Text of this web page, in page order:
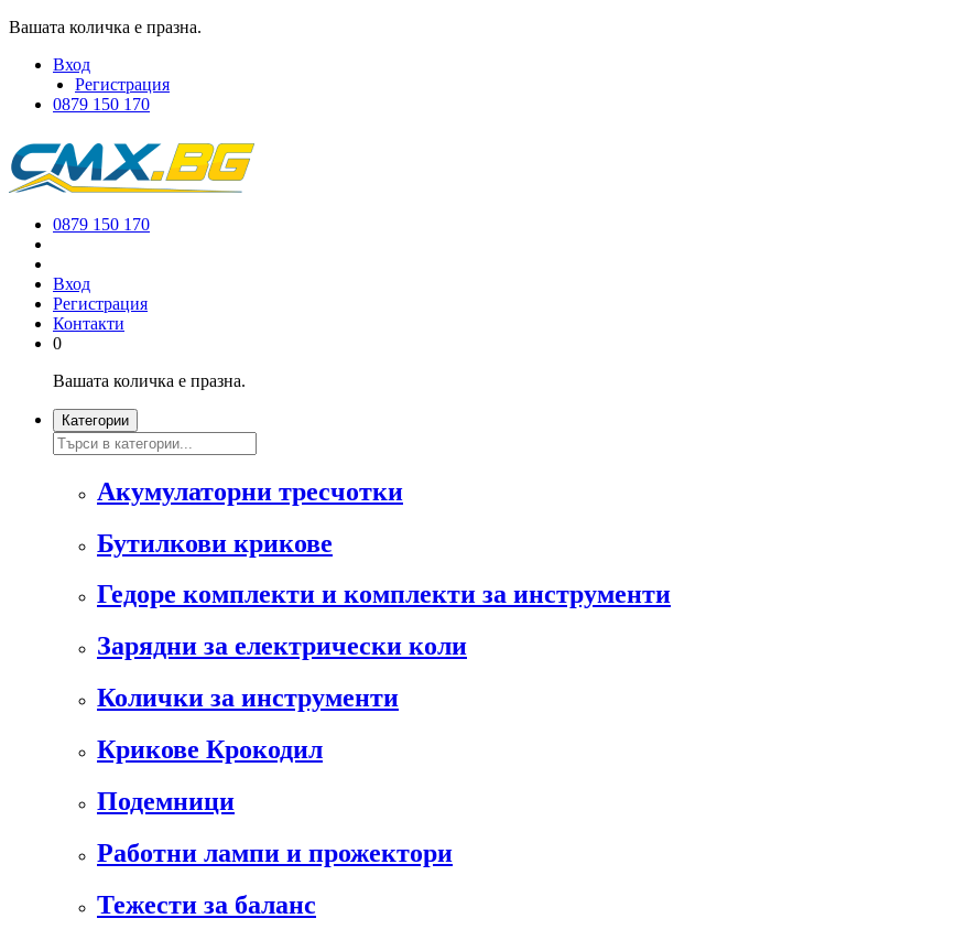
Вашата количка е празна.
Вход
Регистрация
0879 150 170
0879 150 170
Вход
Регистрация
Контакти
0
Вашата количка е празна.
Категории
Акумулаторни тресчотки
Бутилкови крикове
Гедоре комплекти и комплекти за инструменти
Зарядни за електрически коли
Колички за инструменти
Крикове Крокодил
Подемници
Работни лампи и прожектори
Тежести за баланс